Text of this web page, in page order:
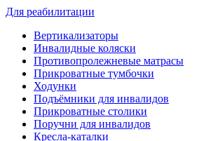
Для реабилитации
Вертикализаторы
Инвалидные коляски
Противопролежневые матрасы
Прикроватные тумбочки
Ходунки
Подъёмники для инвалидов
Прикроватные столики
Поручни для инвалидов
Кресла-каталки